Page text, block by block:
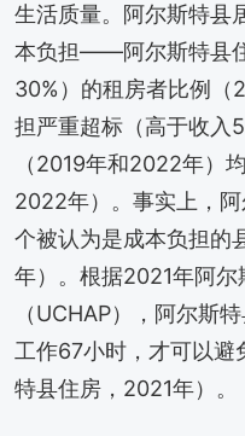
生活质量。阿尔斯特县
本负担——阿尔斯特县
30%）的租房者比例（
担严重超标（高于收入
（2019年和2022年）
2022年）。事实上，
个被认为是成本负担的
年）。根据2021年阿尔
（UCHAP），阿尔斯
工作67小时，才可以避
特县住房，2021年）。